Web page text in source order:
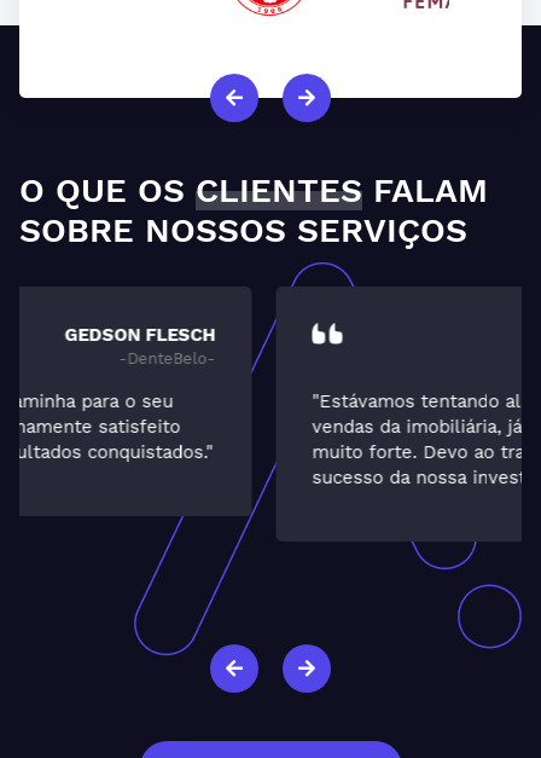
O QUE OS CLIENTES FALAM
SOBRE NOSSOS SERVIÇOS
"Estávamos tentando alavancar o setor de
vendas da imobiliária, já que a locação é
muito forte. Devo ao trabalho da ALT o
sucesso da nossa investida. Muito satisfeita."